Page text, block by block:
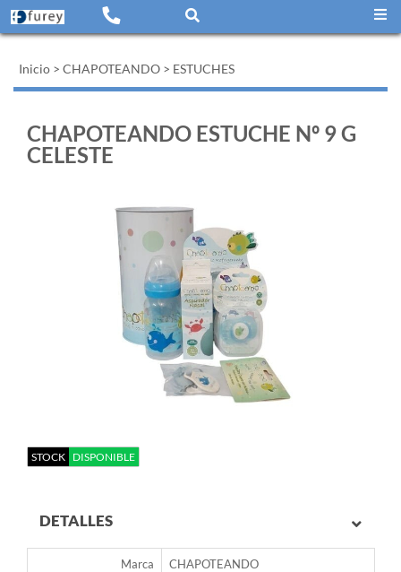
Inicio > CHAPOTEANDO > ESTUCHES
CHAPOTEANDO ESTUCHE Nº 9 G
CELESTE
STOCK DISPONIBLE
DETALLES
Marca CHAPOTEANDO